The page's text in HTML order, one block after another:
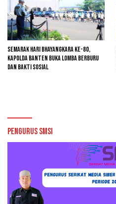
Semarak Hari Bhayangkara ke-80,
Kapolda Banten Buka Lomba Berburu
dan Bakti Sosial
Pengurus SMSI